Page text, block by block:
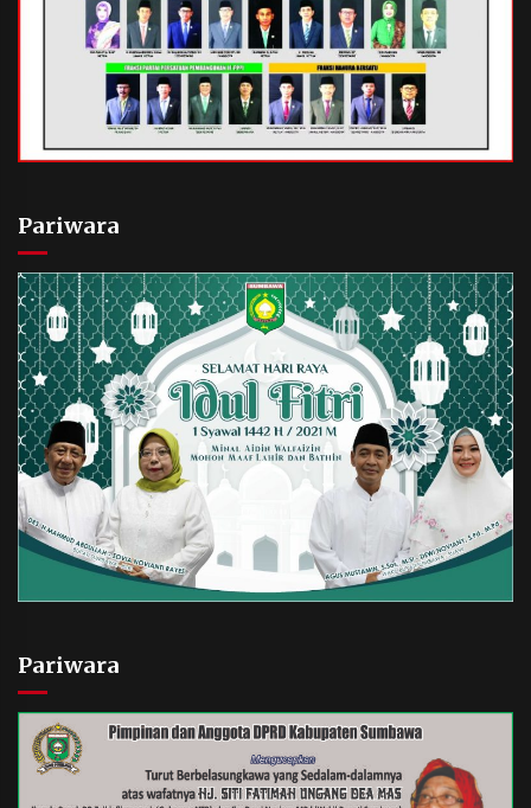
Pariwara
Pariwara